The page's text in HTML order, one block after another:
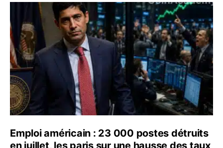
Emploi américain : 23 000 postes détruits en juillet, les
Emploi américain : 23 000 postes détruits
en juillet, les paris sur une hausse des taux